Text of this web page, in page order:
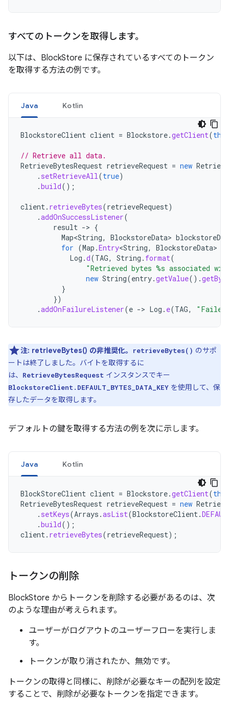
すべてのトークンを取得します。
以下は、BlockStore に保存されているすべてのトークン
を取得する方法の例です。
Java Kotlin
BlockstoreClient client = Blockstore.getClient(this
// Retrieve all data.
RetrieveBytesRequest retrieveRequest = new
. setRetrieveAll(true)
.build();
client. retrieveBytes(retrieveRequest)
.addOnSuccessListener(
result -> {
Map<String, BlockstoreData>
for (Map .Entry<String, BlockstoreData>
Log .d(TAG, String . format(
"Retrieved bytes %s associated
new String(entry.getValue().
}
})
.addOnFailureListener(e -> Log . e(TAG,
注: retrieveBytes() の非推奨化。 retrieveBytes() のサポ
ートは終了しました。バイトを取得するに
は、
RetrieveBytesRequest インスタンスでキー
BlockstoreClient.DEFAULT_BYTES_DATA_KEY を使用して、保
存したデータを取得します。
デフォルトの鍵を取得する方法の例を次に示します。
Java Kotlin
BlockStoreClient client = Blockstore.getClient(this
RetrieveBytesRequest retrieveRequest = new
. setKeys(Arrays .asList(BlockstoreClient.
.build();
client. retrieveBytes(retrieveRequest);
トークンの削除
BlockStore からトークンを削除する必要があるのは、次
のような理由が考えられます。
ユーザーがログアウトのユーザーフローを実行しま
す。
トークンが取り消されたか、無効です。
トークンの取得と同様に、削除が必要なキーの配列を設定
することで、削除が必要なトークンを指定できます。